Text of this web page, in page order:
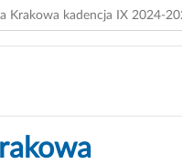
Krakowa kadencja IX 2024-